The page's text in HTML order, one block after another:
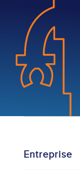
Entreprise